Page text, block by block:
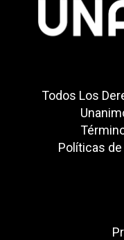
Todos Los
Políticas